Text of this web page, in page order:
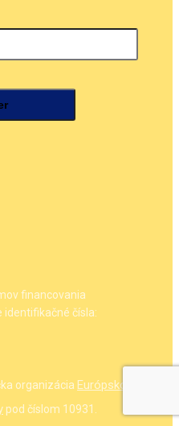
financovania
identifikačné čísla:
organizácia Európskou
pod číslom 10931.